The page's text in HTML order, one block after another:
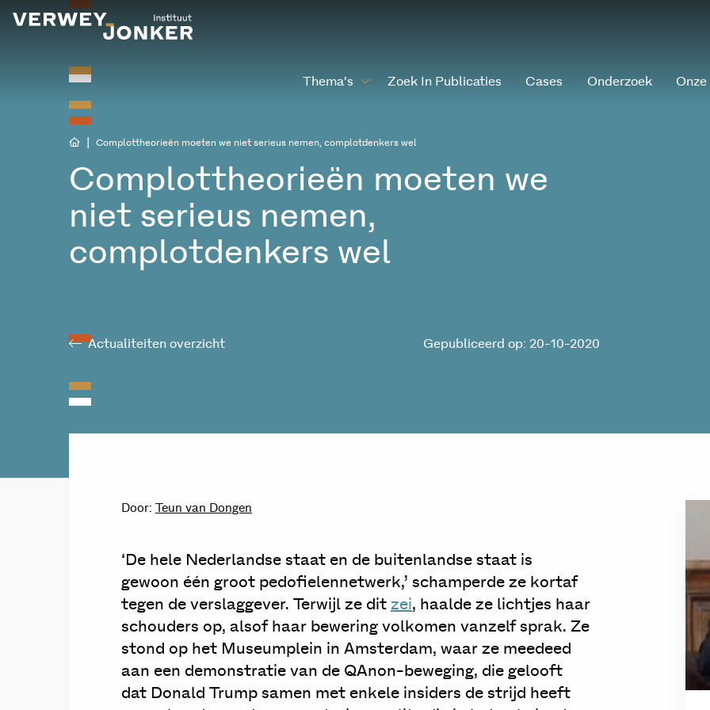
Thema’s Zoek In Publicaties Cases Onderzoek
Complottheorieën moeten we niet serieus nemen, complotdenkers wel
Complottheorieën moeten we
niet serieus nemen,
complotdenkers wel
Actualiteiten overzicht Gepubliceerd op: 20-10-2020
Door: Teun van Dongen
‘De hele Nederlandse staat en de buitenlandse staat is
gewoon één groot pedofielennetwerk,’ schamperde ze kortaf
tegen de verslaggever. Terwijl ze dit zei, haalde ze lichtjes haar
schouders op, alsof haar bewering volkomen vanzelf sprak. Ze
stond op het Museumplein in Amsterdam, waar ze meedeed
aan een demonstratie van de QAnon-beweging, die gelooft
dat Donald Trump samen met enkele insiders de strijd heeft